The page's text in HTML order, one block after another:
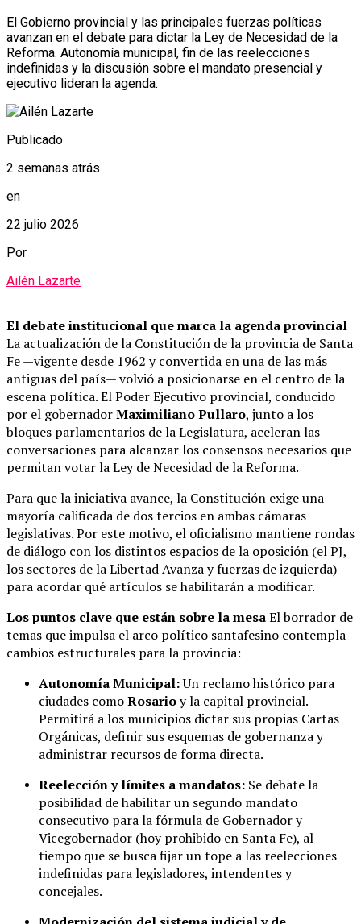
El Gobierno provincial y las principales fuerzas políticas
avanzan en el debate para dictar la Ley de Necesidad de la
Reforma. Autonomía municipal, fin de las reelecciones
indefinidas y la discusión sobre el mandato presencial y
ejecutivo lideran la agenda.
Publicado
2 semanas atrás
en
22 julio 2026
Por
Ailén Lazarte
El debate institucional que marca la agenda provincial
La actualización de la Constitución de la provincia de Santa
Fe —vigente desde 1962 y convertida en una de las más
antiguas del país— volvió a posicionarse en el centro de la
escena política. El Poder Ejecutivo provincial, conducido
por el gobernadorMaximiliano Pullaro, junto a los
bloques parlamentarios de la Legislatura, aceleran las
conversaciones para alcanzar los consensos necesarios que
permitan votar la Ley de Necesidad de la Reforma.
Para que la iniciativa avance, la Constitución exige una
mayoría calificada de dos tercios en ambas cámaras
legislativas. Por este motivo, el oficialismo mantiene rondas
de diálogo con los distintos espacios de la oposición (el PJ,
los sectores de la Libertad Avanza y fuerzas de izquierda)
para acordar qué artículos se habilitarán a modificar.
Los puntos clave que están sobre la mesaEl borrador de
temas que impulsa el arco político santafesino contempla
cambios estructurales para la provincia:
Autonomía Municipal:Un reclamo histórico para
ciudades comoRosarioy la capital provincial.
Permitirá a los municipios dictar sus propias Cartas
Orgánicas, definir sus esquemas de gobernanza y
administrar recursos de forma directa.
Reelección y límites a mandatos: Se debate la
posibilidad de habilitar un segundo mandato
consecutivo para la fórmula de Gobernador y
Vicegobernador (hoy prohibido en Santa Fe), al
tiempo que se busca fijar un tope a las reelecciones
indefinidas para legisladores, intendentes y
concejales.